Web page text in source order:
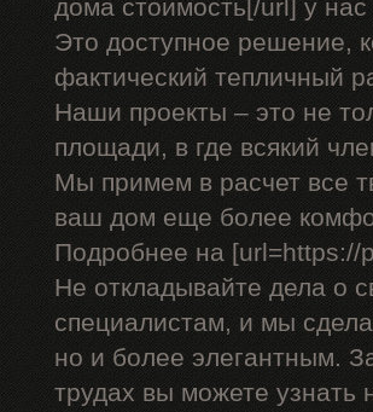
дома стоимость[/url] у нас
Это доступное решение,
фактический тепличный
Наши проекты – это не
площади, в где всякий
Мы примем в расчет все
ваш дом еще более
Подробнее на [url=https://
Не откладывайте дела о
специалистам, и мы
но и более элегантным.
трудах вы можете узнать